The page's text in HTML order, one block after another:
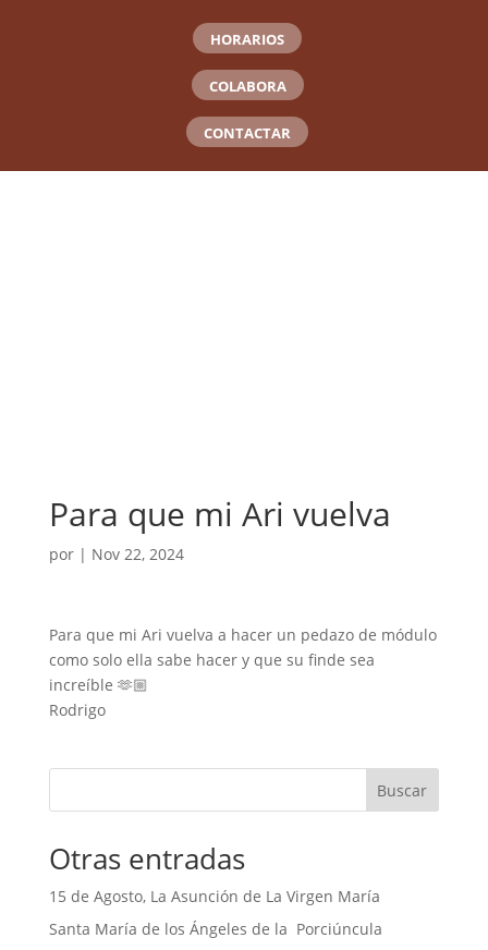
HORARIOS
COLABORA
CONTACTAR
Para que mi Ari vuelva
por | Nov 22, 2024
Para que mi Ari vuelva a hacer un pedazo de módulo
como solo ella sabe hacer y que su finde sea
increíble 🫶🏼
Rodrigo
Buscar
Otras entradas
15 de Agosto, La Asunción de La Virgen María
Santa María de los Ángeles de la Porciúncula